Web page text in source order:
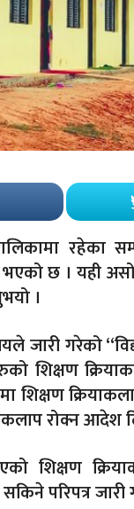
रहेका
छ । यही
।
जारी गरेको
शिक्षण
शिक्षण
रोक्न आदेश
शिक्षण
परिपत्र